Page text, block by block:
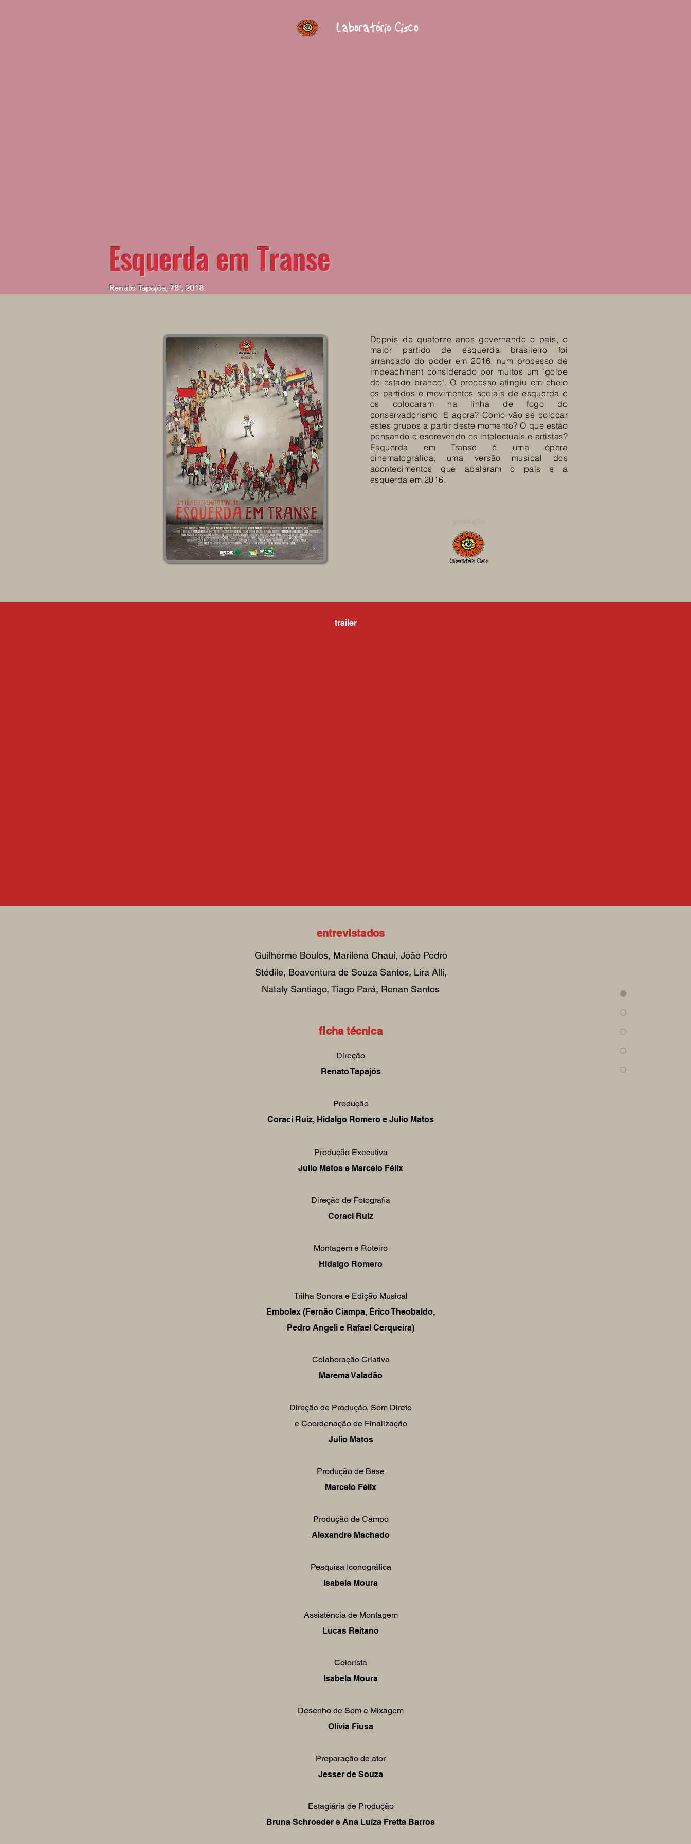
Depois de quatorze anos governando o país, o
maior partido de esquerda brasileiro foi
arrancado do poder em 2016, num processo de
impeachment considerado por muitos um "golpe
de estado branco". O processo atingiu em cheio
os partidos e movimentos sociais de esquerda e
os colocaram na linha de fogo do
conservadorismo. E agora? Como vão se colocar
estes grupos a partir deste momento? O que estão
pensando e escrevendo os intelectuais e artistas?
Esquerda em Transe é uma ópera
cinematográfica, uma versão musical dos
acontecimentos que abalaram o país e a
esquerda em 2016.
Esquerda em Transe
Renato Tapajós, 78', 2018.
trailer
entrevistados
Guilherme Boulos, Marilena Chauí, João Pedro
Stédile, Boaventura de Souza Santos, Lira Alli,
Nataly Santiago, Tiago Pará, Renan Santos
ficha técnica
Direção
Renato Tapajós
Produção
Coraci Ruiz, Hidalgo Romero e Julio Matos
Produção Executiva
Julio Matos e Marcelo Félix
Direção de Fotografia
Coraci Ruiz
Montagem e Roteiro
Hidalgo Romero
Trilha Sonora e Edição Musical
Embolex (Fernão Ciampa, Érico Theobaldo,
Pedro Angeli e Rafael Cerqueira)
Colaboração Criativa
Marema Valadão
Direção de Produção, Som Direto
e Coordenação de Finalização
Julio Matos
Produção de Base
Marcelo Félix
Produção de Campo
Alexandre Machado
Pesquisa Iconográfica
Isabela Moura
Assistência de Montagem
Lucas Reitano
Colorista
Isabela Moura
Desenho de Som e Mixagem
Olívia Fiusa
Preparação de ator
Jesser de Souza
Estagiária de Produção
Bruna Schroeder e Ana Luíza Fretta Barros